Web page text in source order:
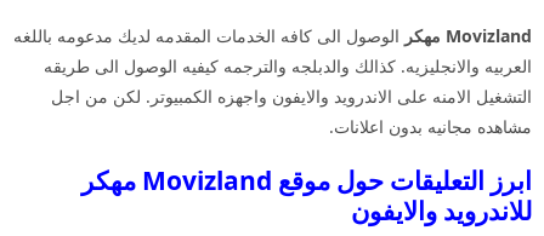
Movizland مهكر
الوصول الى كافه الخدمات المقدمه لديك مدعومه باللغه
العربيه والانجليزيه. كذالك والدبلجه والترجمه كيفيه الوصول الى طريقه
التشغيل الامنه على الاندرويد والايفون واجهزه الكمبيوتر. لكن من اجل
مشاهده مجانيه بدون اعلانات.
ابرز التعليقات حول موقع Movizland مهكر
للاندرويد والايفون